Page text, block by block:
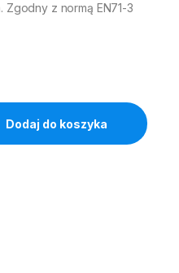
Zgodny z normą EN71-3
Dodaj do koszyka